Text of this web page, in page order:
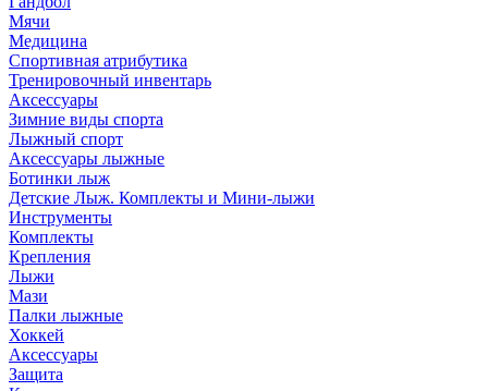
Мячи
Медицина
Спортивная атрибутика
Тренировочный инвентарь
Аксессуары
Зимние виды спорта
Лыжный спорт
Аксессуары лыжные
Ботинки лыж
Детские Лыж. Комплекты и Мини-лыжи
Инструменты
Комплекты
Крепления
Лыжи
Мази
Палки лыжные
Хоккей
Аксессуары
Защита